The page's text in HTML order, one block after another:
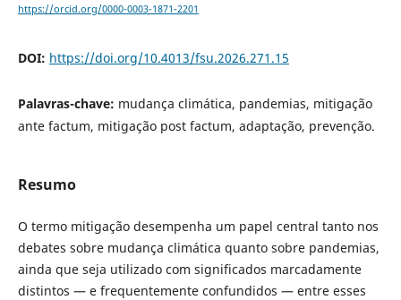
https://orcid.org/0000-0003-1871-2201
DOI: https://doi.org/10.4013/fsu.2026.271.15
Palavras-chave: mudança climática, pandemias, mitigação
ante factum, mitigação post factum, adaptação, prevenção.
Resumo
O termo mitigação desempenha um papel central tanto nos
debates sobre mudança climática quanto sobre pandemias,
ainda que seja utilizado com significados marcadamente
distintos — e frequentemente confundidos — entre esses